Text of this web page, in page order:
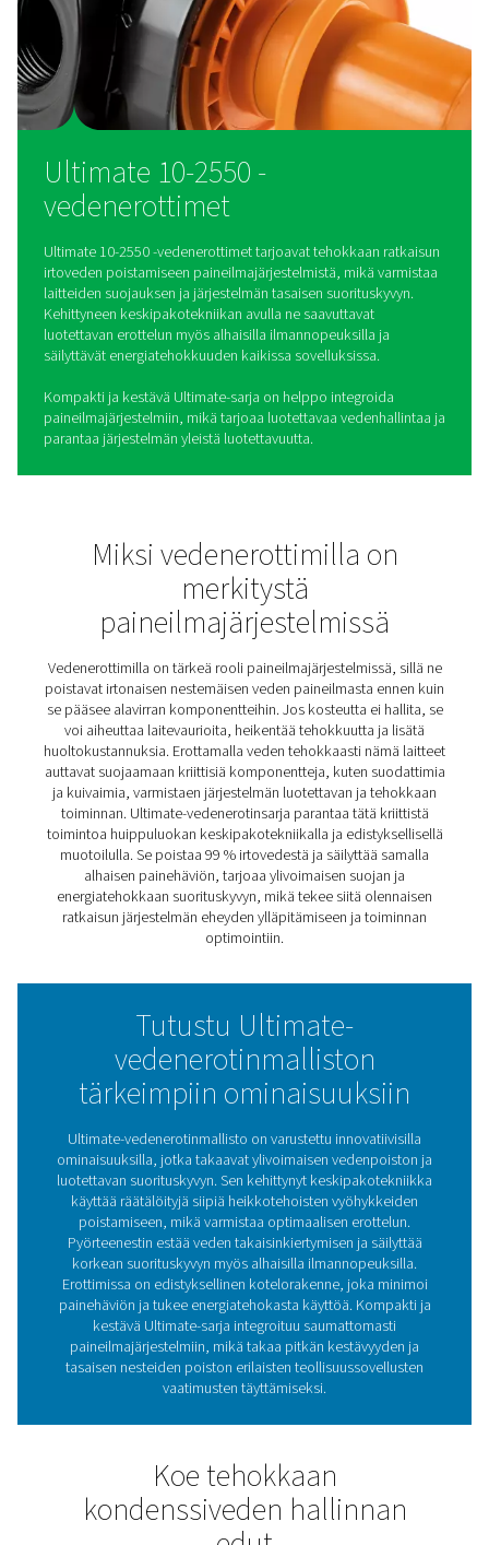
Ultimate 10-2550 -
vedenerottimet
Ultimate 10-2550 -vedenerottimet tarjoavat tehokkaan
irtoveden poistamiseen paineilmajärjestelmistä, mikä
laitteiden suojauksen ja järjestelmän tasaisen
Kehittyneen keskipakotekniikan avulla ne saavuttavat
luotettavan erottelun myös alhaisilla ilmannopeuksilla ja
säilyttävät energiatehokkuuden kaikissa sovelluksissa.
paineilmajärjestelmiin, mikä tarjoaa luotettavaa
parantaa järjestelmän yleistä luotettavuutta.
Miksi vedenerottimilla
merkitystä
paineilmajärjestelmissä
Vedenerottimilla on tärkeä rooli
poistavat irtonaisen nestemäisen veden paineilmasta
se pääsee alavirran komponentteihin. Jos kosteutta ei
voi aiheuttaa laitevaurioita, heikentää tehokkuutta
ja kuivaimia, varmistaen järjestelmän luotettavan ja
toiminnan. Ultimate-vedenerotinsarja parantaa tätä
toimintoa huippuluokan keskipakotekniikalla ja
muotoilulla. Se poistaa 99 % irtovedestä ja säilyttää